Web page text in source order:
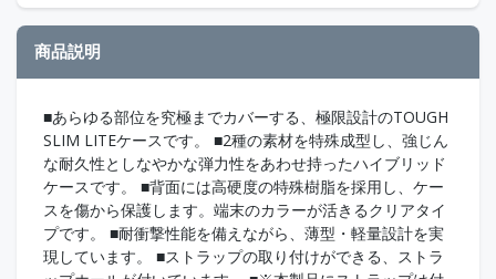
商品説明
■あらゆる部位を究極までカバーする、極限設計のTOUGH
SLIM LITEケースです。 ■2種の素材を特殊成型し、強じん
な耐久性としなやかな弾力性をあわせ持ったハイブリッド
ケースです。 ■背面には高硬度の特殊樹脂を採用し、ケー
スを傷から保護します。端末のカラーが活きるクリアタイ
プです。 ■耐衝撃性能を備えながら、薄型・軽量設計を実
現しています。 ■ストラップの取り付けができる、ストラ